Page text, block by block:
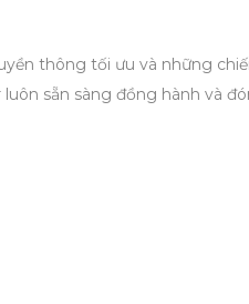
thông tối ưu và những
sẵn sàng đồng hành và